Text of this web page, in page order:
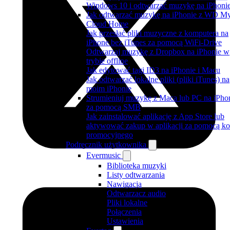
Windows 10 i odtwarzać muzykę na
Jak odtwarzać muzykę na iPhonie z WD
Cloud Home
Jak przesłać pliki muzyczne z komputera na
iPhone bez iTunes za pomocą WiFi-Drive
Odtwarzaj muzykę z Dropbox na iPhonie w
trybie offline
Jak edytować tagi ID3 na iPhonie i Macu
Jak odtwarzać lokalne pliki (pliki iTunes) na
moim iPhonie
Strumieniuj muzykę z Maca lub PC na
za pomocą SMB
Jak zainstalować aplikację z App Store lub
aktywować zakup w aplikacji za pomocą
promocyjnego
Podręcznik użytkownika
Evermusic
Biblioteka muzyki
Listy odtwarzania
Nawigacja
Odtwarzacz audio
Pliki lokalne
Połączenia
Ustawienia